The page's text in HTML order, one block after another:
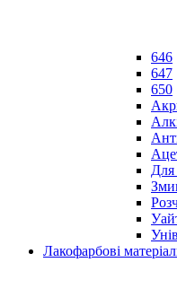
646
647
650
Для
Лакофарбові